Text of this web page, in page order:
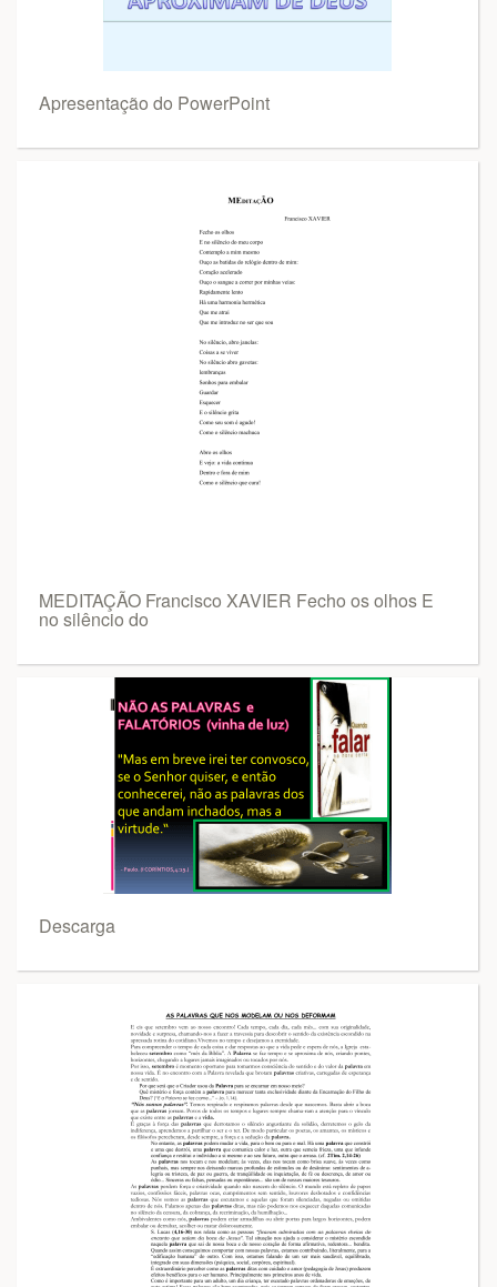
Apresentação do PowerPoint
MEDITAÇÃO Francisco XAVIER Fecho os olhos E
no silêncio do
Descarga